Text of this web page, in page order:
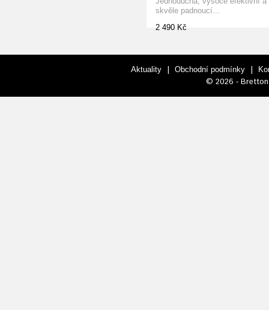
skvěle padnoucí...
2 490 Kč
Aktuality | Obchodní podmínky |
© 2026 - Bretton